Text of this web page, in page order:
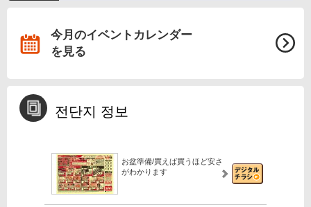
今月のイベントカレンダー
を見る
전단지 정보
お盆準備/買えば買うほど安さ
がわかります